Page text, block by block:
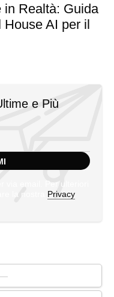
in Realtà: Guida
AI per il
e Più
via email. Per ulteriori
la nostra Privacy